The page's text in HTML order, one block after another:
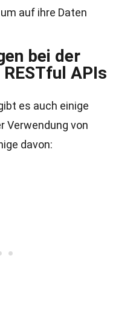
auf ihre Daten
bei der
APIs
es auch einige
Verwendung von
davon: